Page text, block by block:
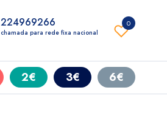
0
224969266
chamada para rede fixa nacional
2€ 3€ 6€